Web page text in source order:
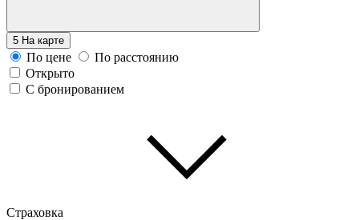
5 На карте
По цене
По расстоянию
Открыто
С бронированием
Страховка